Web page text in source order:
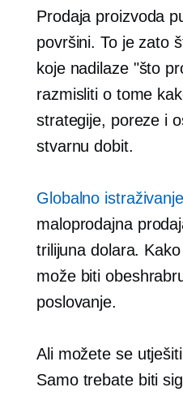
Prodaja proizvoda
površini. To je zato
koje nadilaze "što
razmisliti o tome
strategije, poreze i
stvarnu dobit.
Globalno
maloprodajna
trilijuna dolara.
može biti
poslovanje.
Ali možete se
Samo trebate biti